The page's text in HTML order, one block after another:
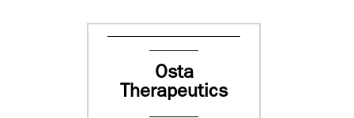
Osta
Therapeutics